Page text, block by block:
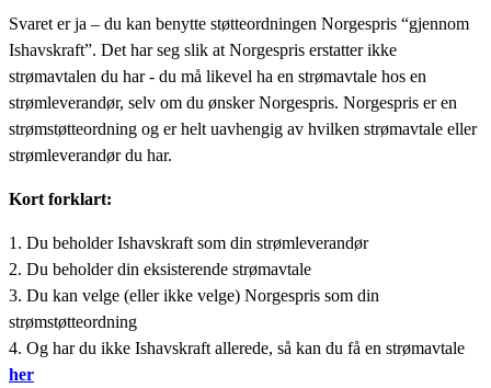
Svaret er ja – du kan benytte støtteordningen Norgespris “gjennom
Ishavskraft”. Det har seg slik at Norgespris erstatter ikke
strømavtalen du har - du må likevel ha en strømavtale hos en
strømleverandør, selv om du ønsker Norgespris. Norgespris er en
strømstøtteordning og er helt uavhengig av hvilken strømavtale eller
strømleverandør du har.
Kort forklart:
Du beholder Ishavskraft som din strømleverandør
Du beholder din eksisterende strømavtale
Du kan velge (eller ikke velge) Norgespris som din
strømstøtteordning
Og har du ikke Ishavskraft allerede, så kan du få en strømavtale
her